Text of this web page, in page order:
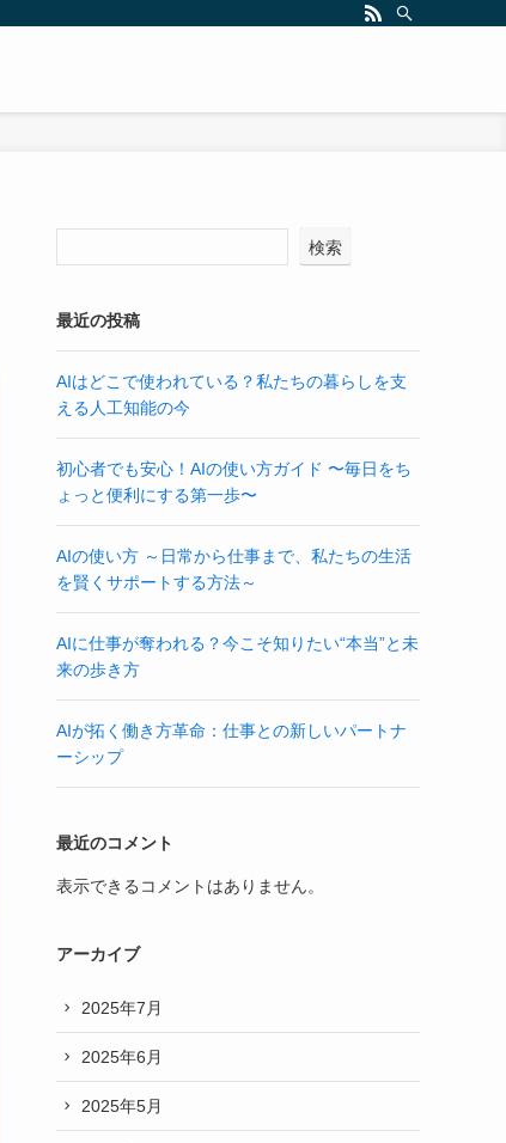
検索
最近の投稿
AIはどこで使われている？私たちの暮らしを支
える人工知能の今
初心者でも安心！AIの使い方ガイド 〜毎日をち
ょっと便利にする第一歩〜
AIの使い方 ～日常から仕事まで、私たちの生活
を賢くサポートする方法～
AIに仕事が奪われる？今こそ知りたい“本当”と未
来の歩き方
AIが拓く働き方革命：仕事との新しいパートナ
ーシップ
最近のコメント
表示できるコメントはありません。
アーカイブ
2025年7月
2025年6月
2025年5月